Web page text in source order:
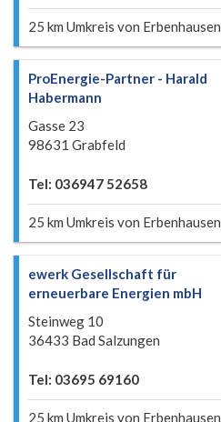
25 km Umkreis von Erbenhausen
ProEnergie-Partner - Harald
Habermann
Gasse 23
98631 Grabfeld
Tel: 036947 52658
25 km Umkreis von Erbenhausen
ewerk Gesellschaft für
erneuerbare Energien mbH
Steinweg 10
36433 Bad Salzungen
Tel: 03695 69160
25 km Umkreis von Erbenhausen